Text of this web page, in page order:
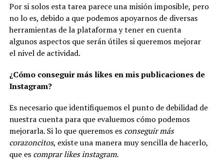
Por si solos esta tarea parece una misión imposible, pero
no lo es, debido a que podemos apoyarnos de diversas
herramientas de la plataforma y tener en cuenta
algunos aspectos que serán útiles si queremos mejorar
el nivel de actividad.
¿Cómo conseguir más likes en mis publicaciones de
Instagram?
Es necesario que identifiquemos el punto de debilidad de
nuestra cuenta para que evaluemos cómo podemos
mejorarla. Si lo que queremos es conseguir más
corazoncitos, existe una manera muy sencilla de hacerlo,
que es comprar likes instagram.